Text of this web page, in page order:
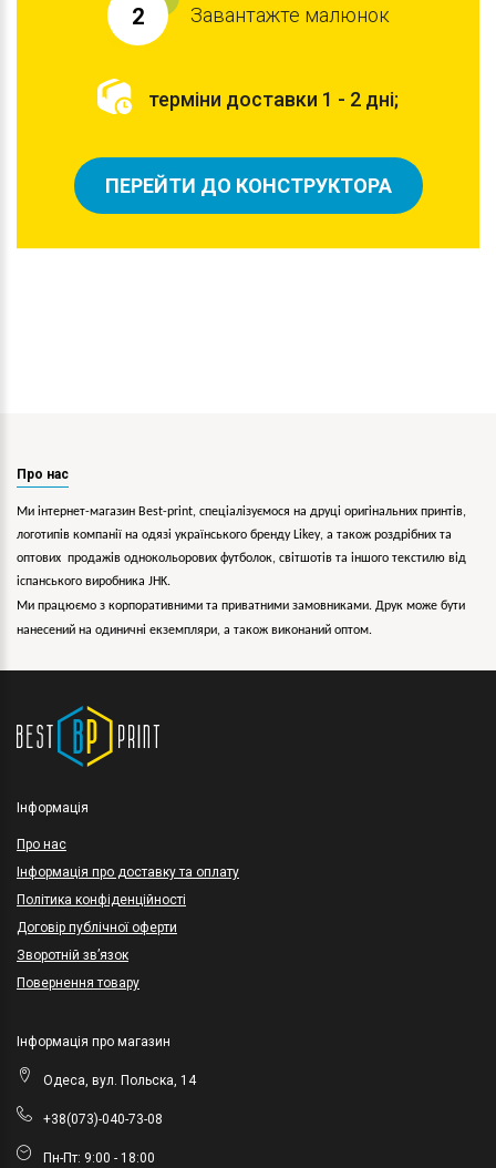
2 Завантажте малюнок
терміни доставки 1 - 2 дні;
ПЕРЕЙТИ ДО КОНСТРУКТОРА
Про нас
Ми інтернет-магазин Best-print, спеціалізуємося на друці оригінальних принтів,
логотипів компанії на одязі українського бренду Likey, а також роздрібних та
оптових продажів однокольорових футболок, світшотів та іншого текстилю від
іспанського виробника JHK.
Ми працюємо з корпоративними та приватними замовниками. Друк може бути
нанесений на одиничні екземпляри, а також виконаний оптом.
Інформація
Про нас
Інформація про доставку та оплату
Політика конфіденційності
Договір публічної оферти
Зворотній зв’язок
Повернення товару
Інформація про магазин
Одеса, вул. Польска, 14
+38(073)-040-73-08
Пн-Пт: 9:00 - 18:00